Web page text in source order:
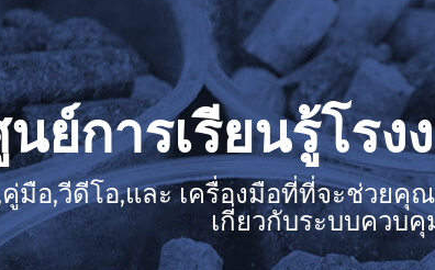
ย์การเรียนรู้โร
มือ,วีดีโอ,และ เครื่องมือที่ที่จะช่วยคุ
เกี่ยวกับระบบควบ